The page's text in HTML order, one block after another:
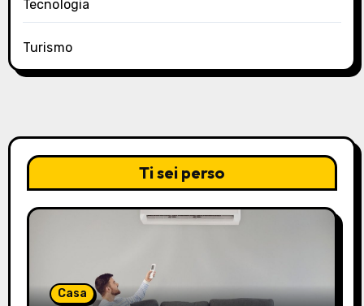
Tecnologia
Turismo
Ti sei perso
Casa